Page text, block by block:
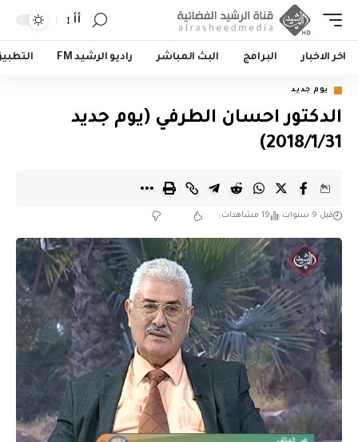
أأ
اخر الاخبار البرامج البث المباشر راديو الرشيد FM
يوم جديد
الدكتور احسان الطرفي (يوم جديد
2018/1/31)
قبل 9 سنوات 19 مشاهدات